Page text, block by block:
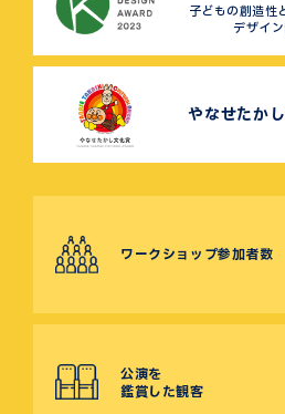
子どもの創造性
デザイ
やなせたか
ワークショップ参加者数
公演を
鑑賞した観客